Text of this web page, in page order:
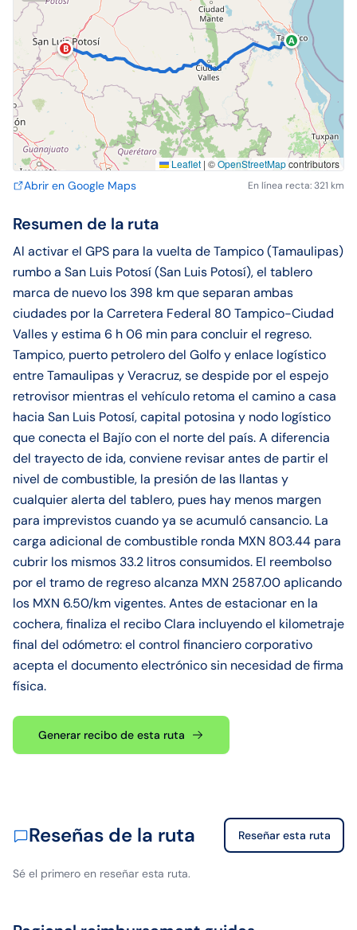
A
B
Leaflet | ©OpenStreetMapcontributors
Abrir en Google Maps En línea recta: 321 km
Resumen de la ruta
Al activar el GPS para la vuelta de Tampico (Tamaulipas)
rumbo a San Luis Potosí (San Luis Potosí), el tablero
marca de nuevo los 398 km que separan ambas
ciudades por la Carretera Federal 80 Tampico-Ciudad
Valles y estima 6 h 06 min para concluir el regreso.
Tampico, puerto petrolero del Golfo y enlace logístico
entre Tamaulipas y Veracruz, se despide por el espejo
retrovisor mientras el vehículo retoma el camino a casa
hacia San Luis Potosí, capital potosina y nodo logístico
que conecta el Bajío con el norte del país. A diferencia
del trayecto de ida, conviene revisar antes de partir el
nivel de combustible, la presión de las llantas y
cualquier alerta del tablero, pues hay menos margen
para imprevistos cuando ya se acumuló cansancio. La
carga adicional de combustible ronda MXN 803.44 para
cubrir los mismos 33.2 litros consumidos. El reembolso
por el tramo de regreso alcanza MXN 2587.00 aplicando
los MXN 6.50/km vigentes. Antes de estacionar en la
cochera, finaliza el recibo Clara incluyendo el kilometraje
final del odómetro: el control financiero corporativo
acepta el documento electrónico sin necesidad de firma
física.
Generar recibo de esta ruta
Reseñas de la ruta Reseñar esta ruta
…